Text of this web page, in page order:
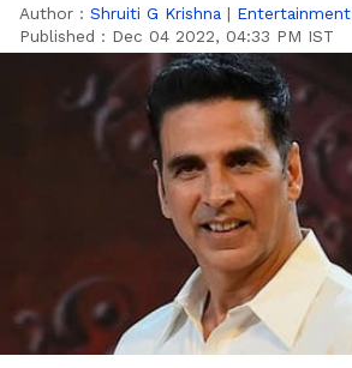
Author : Shruiti G Krishna | Entertainment
Published : Dec 04 2022, 04:33 PM IST